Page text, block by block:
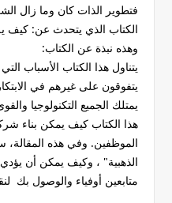
فتطوير الذات كان وما زال
الكتاب الذي يتحدث عن: كيف
وهذه نبذة عن الكتاب:
يتناول هذا الكتاب الأسباب
يتفوقون على غيرهم في
يمتلك الجميع التكنولوجيا
هذا الكتاب كيف يمكن بناء
الموظفين. وفي هذه المقالة،
الذهبية" ، وكيف يمكن أن يؤدي
متابعين أوفياء والوصول بك